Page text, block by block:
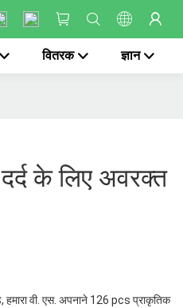
वितरक ज्ञान
के लिए अवरक्त
वी. एस. अपनाने 126 pcs प्राकृतिक